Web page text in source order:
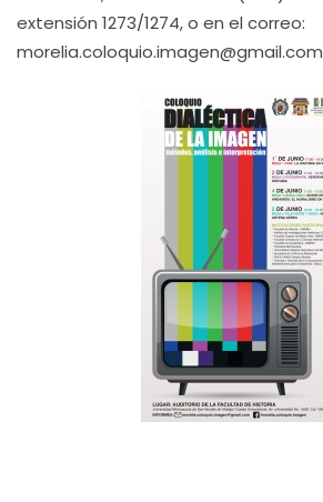
extensión 1273/1274, o en el correo:
morelia.coloquio.imagen@gmail.com